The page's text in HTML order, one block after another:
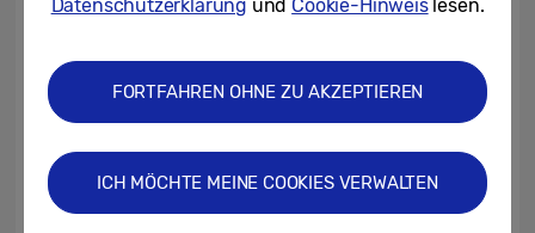
Nits, das 8K-Spitzenmodell kommt sogar
hellen Räumen ein kristallklares, sehr
kontrastreiches Bild mit einem tiefen
Schwarz möglich.
QLED bietet zahlreiche Argumente im
Datenschutzerklärung und Cookie-Hinweislesen.
FORTFAHREN OHNE ZU AKZEPTIEREN
ICH MÖCHTE MEINE COOKIES VERWALTEN